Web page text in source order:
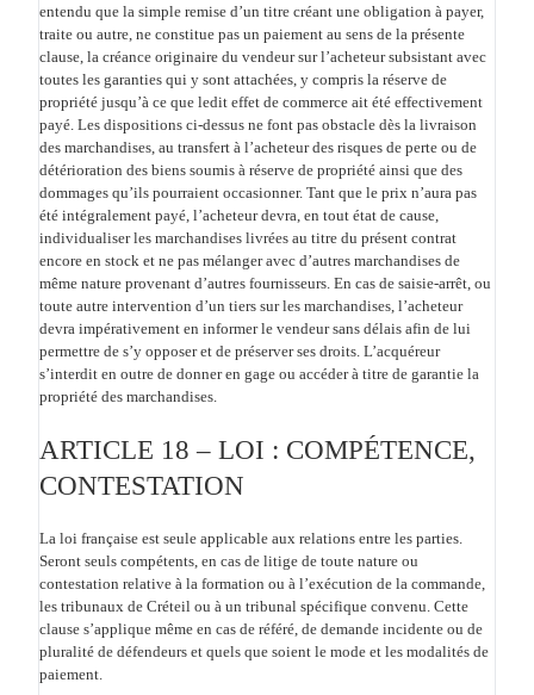
entendu que la simple remise d’un titre créant une obligation à payer,
traite ou autre, ne constitue pas un paiement au sens de la présente
clause, la créance originaire du vendeur sur l’acheteur subsistant avec
toutes les garanties qui y sont attachées, y compris la réserve de
propriété jusqu’à ce que ledit effet de commerce ait été effectivement
payé. Les dispositions ci-dessus ne font pas obstacle dès la livraison
des marchandises, au transfert à l’acheteur des risques de perte ou de
détérioration des biens soumis à réserve de propriété ainsi que des
dommages qu’ils pourraient occasionner. Tant que le prix n’aura pas
été intégralement payé, l’acheteur devra, en tout état de cause,
individualiser les marchandises livrées au titre du présent contrat
encore en stock et ne pas mélanger avec d’autres marchandises de
même nature provenant d’autres fournisseurs. En cas de saisie-arrêt, ou
toute autre intervention d’un tiers sur les marchandises, l’acheteur
devra impérativement en informer le vendeur sans délais afin de lui
permettre de s’y opposer et de préserver ses droits. L’acquéreur
s’interdit en outre de donner en gage ou accéder à titre de garantie la
propriété des marchandises.
ARTICLE 18 – LOI : COMPÉTENCE,
CONTESTATION
La loi française est seule applicable aux relations entre les parties.
Seront seuls compétents, en cas de litige de toute nature ou
contestation relative à la formation ou à l’exécution de la commande,
les tribunaux de Créteil ou à un tribunal spécifique convenu. Cette
clause s’applique même en cas de référé, de demande incidente ou de
pluralité de défendeurs et quels que soient le mode et les modalités de
paiement.